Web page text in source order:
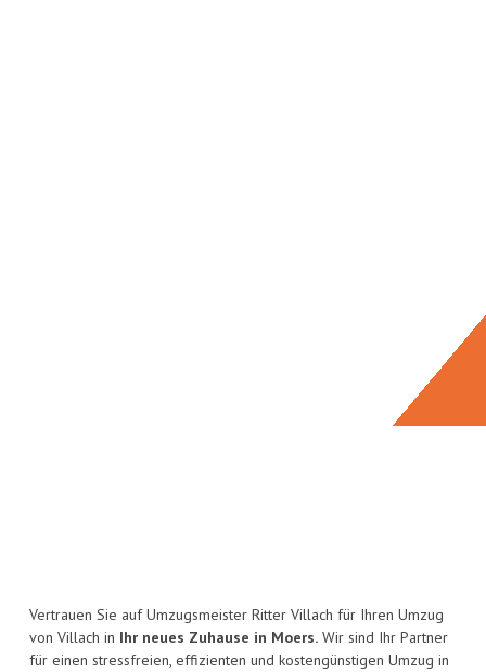
Vertrauen Sie auf Umzugsmeister Ritter Villach für Ihren Umzug
von Villach in Ihr neues Zuhause in Moers. Wir sind Ihr Partner
für einen stressfreien, effizienten und kostengünstigen Umzug in